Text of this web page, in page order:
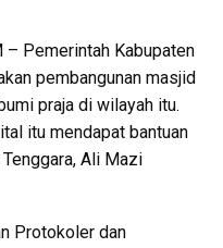
– Pemerintah Kabupaten
pembangunan masjid
praja di wilayah itu.
itu mendapat bantuan
Ali Mazi
Protokoler dan